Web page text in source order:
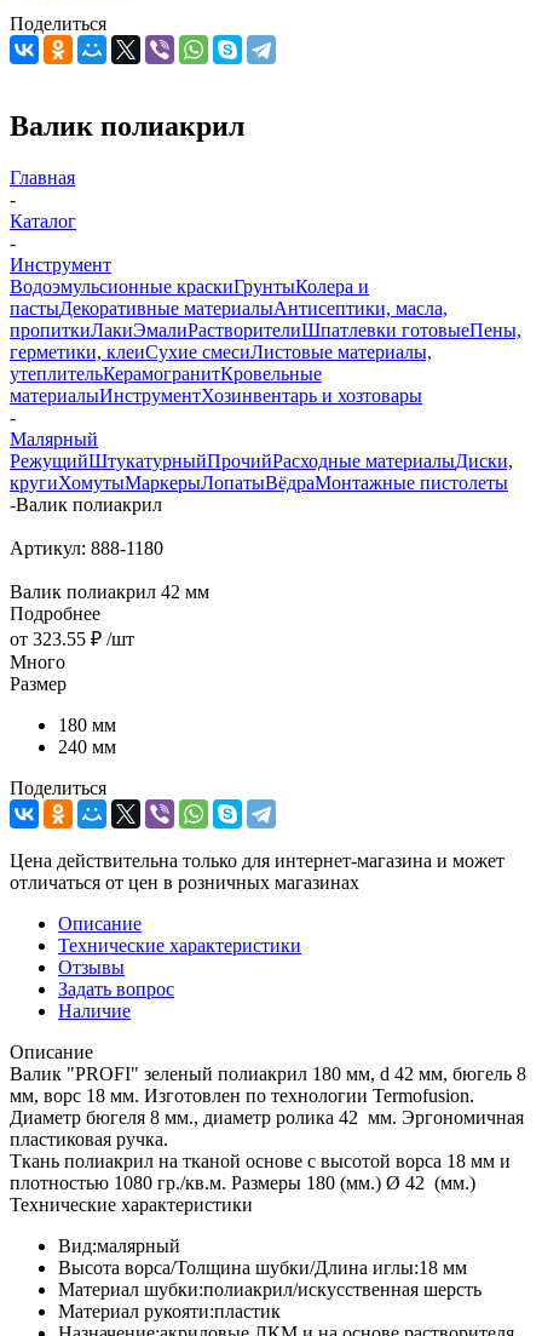
Поделиться
Валик полиакрил
Главная
-
Каталог
-
Инструмент
Водоэмульсионные краскиГрунтыКолера и
пастыДекоративные материалыАнтисептики, масла,
пропиткиЛакиЭмалиРастворителиШпатлевки готовыеПены,
герметики, клеиСухие смесиЛистовые материалы,
утеплительКерамогранитКровельные
материалыИнструментХозинвентарь и хозтовары
-
Малярный
РежущийШтукатурныйПрочийРасходные материалыДиски,
кругиХомутыМаркерыЛопатыВёдраМонтажные пистолеты
-Валик полиакрил
Артикул: 888-1180
Валик полиакрил 42 мм
Подробнее
от 323.55 ₽ /шт
Много
Размер
180 мм
240 мм
Поделиться
Цена действительна только для интернет-магазина и может
отличаться от цен в розничных магазинах
Описание
Технические характеристики
Отзывы
Задать вопрос
Наличие
Описание
Валик "PROFI" зеленый полиакрил 180 мм, d 42 мм, бюгель 8
мм, ворс 18 мм. Изготовлен по технологии Termofusion.
Диаметр бюгеля 8 мм., диаметр ролика 42 мм. Эргономичная
пластиковая ручка.
Ткань полиакрил на тканой основе с высотой ворса 18 мм и
плотностью 1080 гр./кв.м. Размеры 180 (мм.) Ø 42 (мм.)
Технические характеристики
Вид:малярный
Высота ворса/Толщина шубки/Длина иглы:18 мм
Материал шубки:полиакрил/искусственная шерсть
Материал рукояти:пластик